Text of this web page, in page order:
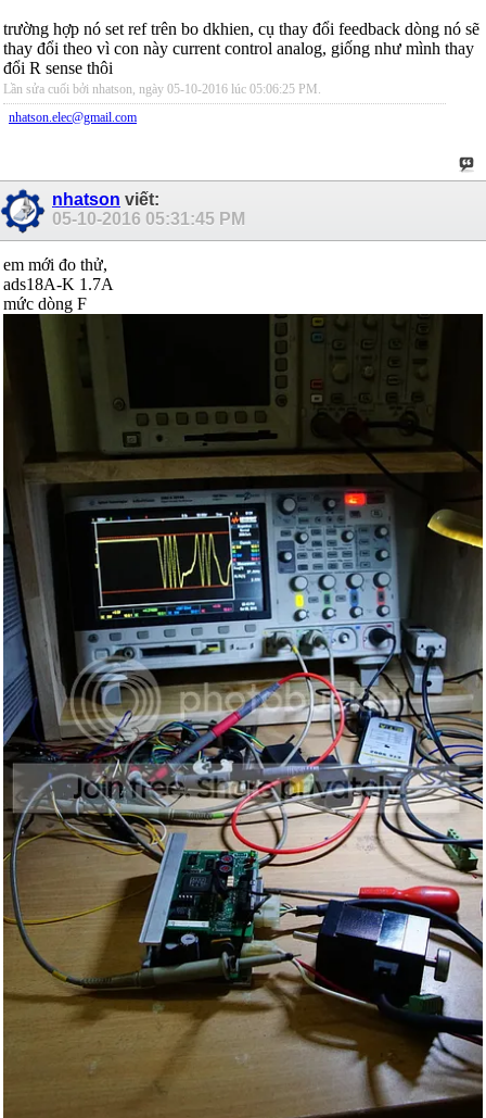
trường hợp nó set ref trên bo dkhien, cụ thay đổi feedback dòng nó sẽ
thay đổi theo vì con này current control analog, giống như mình thay
đổi R sense thôi
Lần sửa cuối bởi nhatson, ngày 05-10-2016 lúc 05:06:25 PM .
nhatson.elec@gmail.com
nhatson viết:
05-10-2016 05:31:45 PM
em mới đo thử,
ads18A-K 1.7A
mức dòng F